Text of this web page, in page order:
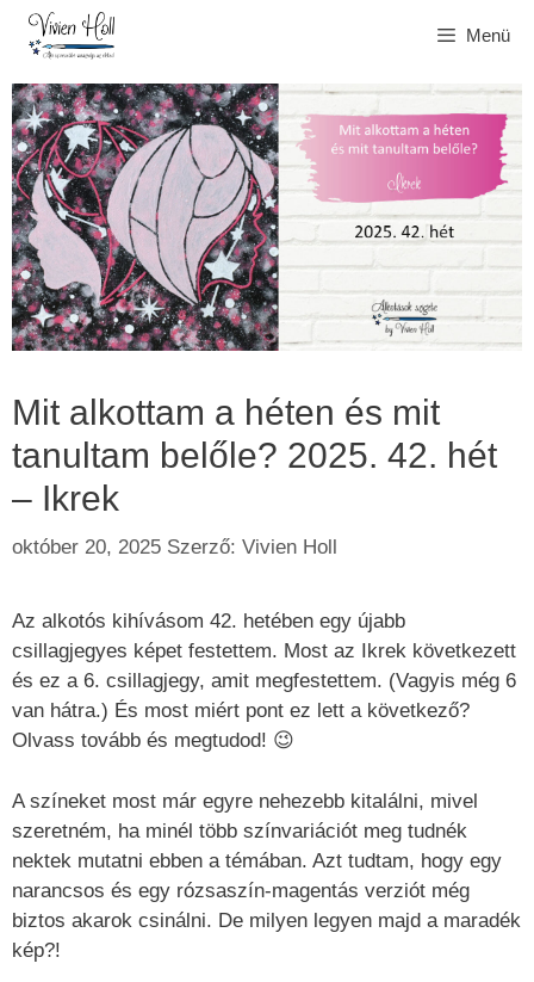
Kilépés
Menü
Mit alkottam a héten és mit
tanultam belőle? 2025. 42. hét
– Ikrek
október 20, 2025 Szerző: Vivien Holl
Az alkotós kihívásom 42. hetében egy újabb
csillagjegyes képet festettem. Most az Ikrek következett
és ez a 6. csillagjegy, amit megfestettem. (Vagyis még 6
van hátra.) És most miért pont ez lett a következő?
Olvass tovább és megtudod! 😉
A színeket most már egyre nehezebb kitalálni, mivel
szeretném, ha minél több színvariációt meg tudnék
nektek mutatni ebben a témában. Azt tudtam, hogy egy
narancsos és egy rózsaszín-magentás verziót még
biztos akarok csinálni. De milyen legyen majd a maradék
kép?!